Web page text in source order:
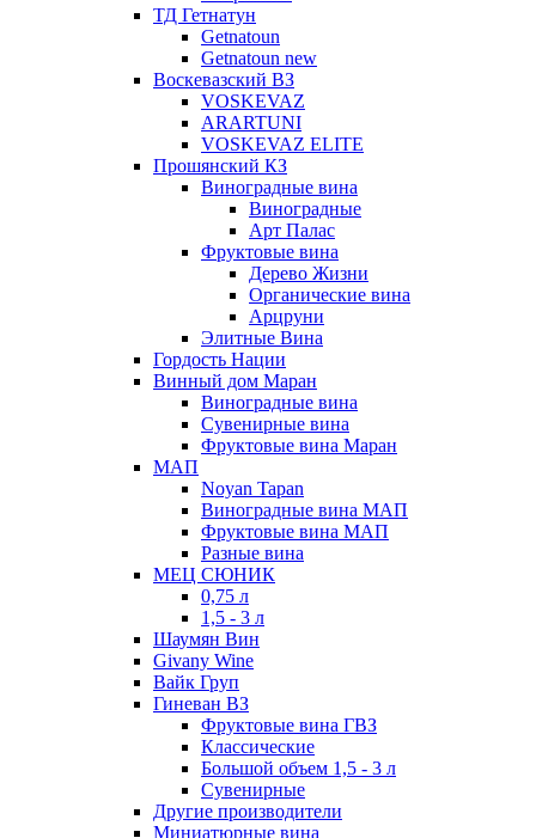
ТД Гетнатун
Getnatoun
Getnatoun new
Воскевазский ВЗ
VOSKEVAZ
ARARTUNI
VOSKEVAZ ELITE
Прошянский КЗ
Виноградные вина
Виноградные
Арт Палас
Фруктовые вина
Дерево Жизни
Органические вина
Арцруни
Элитные Вина
Гордость Нации
Винный дом Маран
Виноградные вина
Сувенирные вина
Фруктовые вина Маран
МАП
Noyan Tapan
Виноградные вина МАП
Фруктовые вина МАП
Разные вина
МЕЦ СЮНИК
0,75 л
1,5 - 3 л
Шаумян Вин
Givany Wine
Вайк Груп
Гиневан ВЗ
Фруктовые вина ГВЗ
Классические
Большой объем 1,5 - 3 л
Сувенирные
Другие производители
Миниатюрные вина